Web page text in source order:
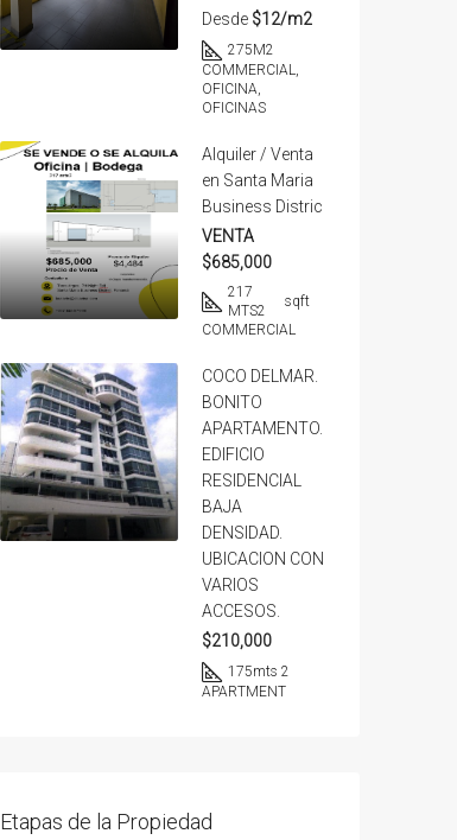
Desde $12/m2
275M2
COMMERCIAL,
OFICINA,
OFICINAS
Alquiler / Venta
en Santa Maria
Business Distric
VENTA
$685,000
217
MTS2
sqft
COMMERCIAL
COCO DELMAR.
BONITO
APARTAMENTO.
EDIFICIO
RESIDENCIAL
BAJA
DENSIDAD.
UBICACION CON
VARIOS
ACCESOS.
$210,000
175mts 2
APARTMENT
Etapas de la Propiedad